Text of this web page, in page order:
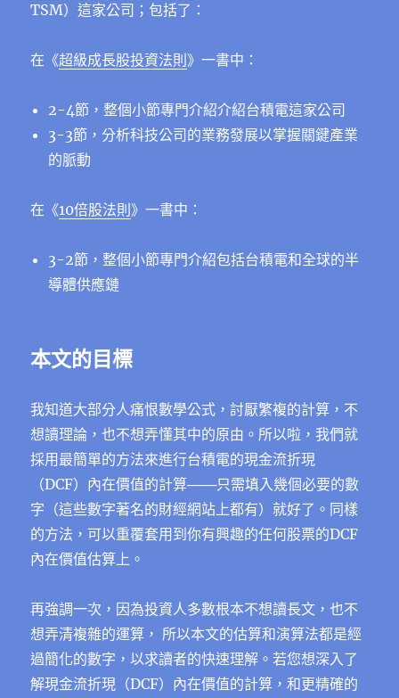
TSM）這家公司；包括了：
在《超級成長股投資法則》一書中：
2-4節，整個小節專門介紹介紹台積電這家公司
3-3節，分析科技公司的業務發展以掌握關鍵產業
的脈動
在《10倍股法則》一書中：
3-2節，整個小節專門介紹包括台積電和全球的半
導體供應鏈
本文的目標
我知道大部分人痛恨數學公式，討厭繁複的計算，不
想讀理論，也不想弄懂其中的原由。所以啦，我們就
採用最簡單的方法來進行台積電的現金流折現
（DCF）內在價值的計算───只需填入幾個必要的數
字（這些數字著名的財經網站上都有）就好了。同樣
的方法，可以重覆套用到你有興趣的任何股票的DCF
內在價值估算上。
再強調一次，因為投資人多數根本不想讀長文，也不
想弄清複雜的運算， 所以本文的估算和演算法都是經
過簡化的數字，以求讀者的快速理解。若您想深入了
解現金流折現（DCF）內在價值的計算，和更精確的